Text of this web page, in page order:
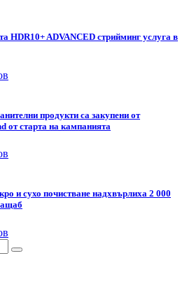
HDR10+ ADVANCED стрийминг услуга в
продукти са закупени от
от старта на кампанията
и сухо почистване надхвърлиха 2 000